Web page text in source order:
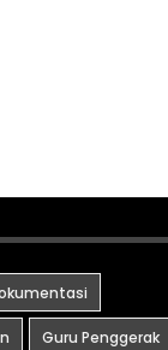
Guru Penggerak